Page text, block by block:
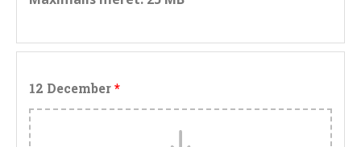
12 December